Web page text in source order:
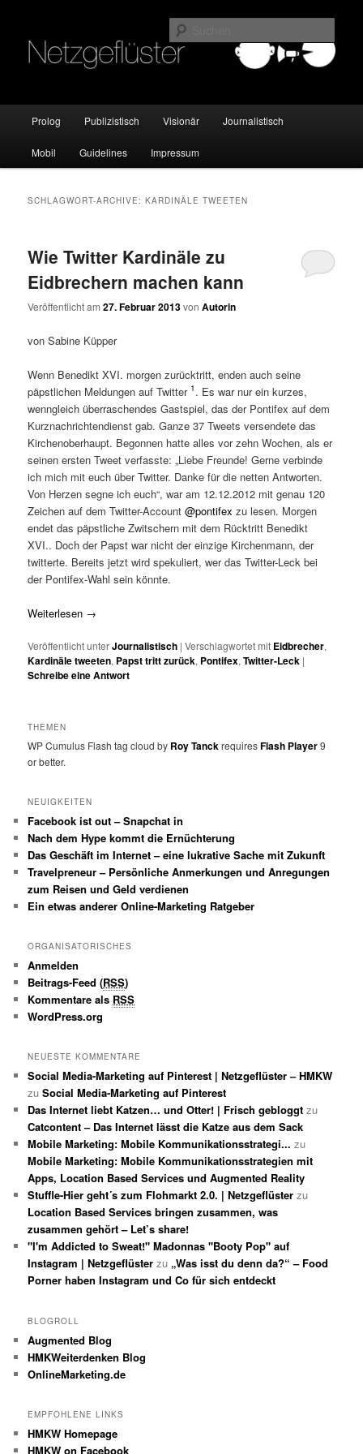
Netzgeflüster
Zum
Inhalt
Zum
sekundären
Prolog Publizistisch Visionär Journalistisch
Mobil Guidelines Impressum
SCHLAGWORT-ARCHIVE:KARDINÄLE TWEETEN
Wie Twitter Kardinäle zu
Eidbrechern machen kann
Veröffentlicht am27. Februar 2013vonAutorin
von Sabine Küpper
Wenn Benedikt XVI. morgen zurücktritt, enden auch seine
päpstlichen Meldungen auf Twitter 1 . Es war nur ein kurzes,
wenngleich überraschendes Gastspiel, das der Pontifex auf dem
Kurznachrichtendienst gab. Ganze 37 Tweets versendete das
Kirchenoberhaupt. Begonnen hatte alles vor zehn Wochen, als er
seinen ersten Tweet verfasste: „Liebe Freunde! Gerne verbinde
ich mich mit euch über Twitter. Danke für die netten Antworten.
Von Herzen segne ich euch“, war am 12.12.2012 mit genau 120
Zeichen auf dem Twitter-Account@pontifex zu lesen. Morgen
endet das päpstliche Zwitschern mit dem Rücktritt Benedikt
XVI.. Doch der Papst war nicht der einzige Kirchenmann, der
twitterte. Bereits jetzt wird spekuliert, wer das Twitter-Leck bei
der Pontifex-Wahl sein könnte.
Weiterlesen →
Veröffentlicht unterJournalistisch |Verschlagwortet mit Eidbrecher,
Kardinäle tweeten, Papst tritt zurück, Pontifex,Twitter-Leck |
Schreibe eine Antwort
THEMEN
WP Cumulus Flash tag cloud by Roy TanckrequiresFlash Player9
or better.
NEUIGKEITEN
Facebook ist out – Snapchat in
Nach dem Hype kommt die Ernüchterung
Das Geschäft im Internet – eine lukrative Sache mit Zukunft
Travelpreneur – Persönliche Anmerkungen und Anregungen
zum Reisen und Geld verdienen
Ein etwas anderer Online-Marketing Ratgeber
ORGANISATORISCHES
Anmelden
Beitrags-Feed (RSS)
Kommentare als RSS
WordPress.org
NEUESTE KOMMENTARE
Social Media-Marketing auf Pinterest | Netzgeflüster – HMKW
zuSocial Media-Marketing auf Pinterest
Das Internet liebt Katzen… und Otter! | Frisch gebloggt zu
Catcontent – Das Internet lässt die Katze aus dem Sack
Mobile Marketing: Mobile Kommunikationsstrategi... zu
Mobile Marketing: Mobile Kommunikationsstrategien mit
Apps, Location Based Services und Augmented Reality
Stuffle-Hier geht´s zum Flohmarkt 2.0. | Netzgeflüster zu
Location Based Services bringen zusammen, was
zusammen gehört – Let’s share!
"I'm Addicted to Sweat!" Madonnas "Booty Pop" auf
Instagram | Netzgeflüster zu „Was isst du denn da?“ – Food
Porner haben Instagram und Co für sich entdeckt
BLOGROLL
Augmented Blog
HMKWeiterdenken Blog
OnlineMarketing.de
EMPFOHLENE LINKS
HMKW Homepage
HMKW on Facebook